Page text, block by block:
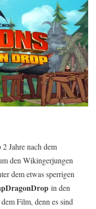
Jahre nach dem
den Wikingerjungen
dem etwas sperrigen
in den
Film, denn es sind